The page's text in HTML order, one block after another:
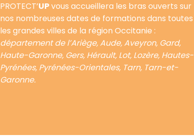
PROTECT’UPvous accueillera les bras ouverts sur
nos nombreuses dates de formations dans toutes
les grandes villes de la région Occitanie :
département de l’Ariège, Aude, Aveyron, Gard,
Haute-Garonne, Gers, Hérault, Lot, Lozère, Hautes-
Pyrénées, Pyrénées-Orientales, Tarn, Tarn-et-
Garonne.